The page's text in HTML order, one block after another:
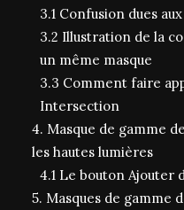
3.1 Confusion dues
3.2 Illustration de la
un même masque
3.3 Comment faire
Intersection
4. Masque de gamme
les hautes lumières
4.1 Le bouton Ajouter
5. Masques de gamme